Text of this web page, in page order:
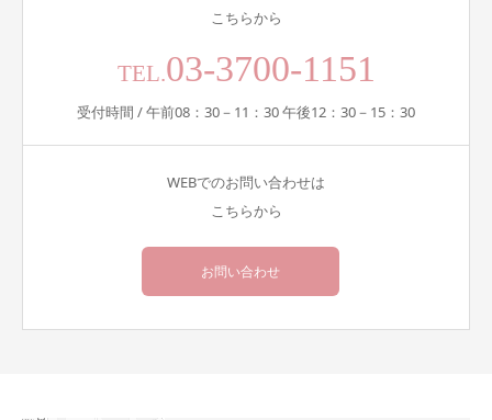
こちらから
TEL.03-3700-1151
受付時間 / 午前08：30－11：30 午後12：30－15：30
WEBでのお問い合わせは
こちらから
お問い合わせ